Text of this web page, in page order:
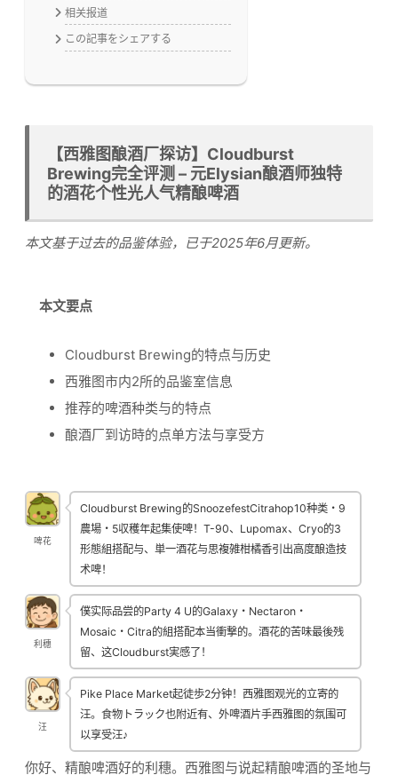
相关报道
この記事をシェアする
【西雅图酿酒厂探访】Cloudburst
Brewing完全评测 – 元Elysian酿酒师独特
的酒花个性光人气精酿啤酒
本文基于过去的品鉴体验，已于2025年6月更新。
本文要点
Cloudburst Brewing的特点与历史
西雅图市内2所的品鉴室信息
推荐的啤酒种类与的特点
酿酒厂到访時的点单方法与享受方
啤花
Cloudburst Brewing的SnoozefestCitrahop10种类・9
農場・5収穫年起集使啤！T-90、Lupomax、Cryo的3
形態組搭配与、単一酒花与思複雑柑橘香引出高度酿造技
术啤！
利穗
僕实际品尝的Party 4 U的Galaxy・Nectaron・
Mosaic・Citra的組搭配本当衝撃的。酒花的苦味最後残
留、这Cloudburst実感了！
汪
Pike Place Market起徒歩2分钟！西雅图观光的立寄的
汪。食物トラック也附近有、外啤酒片手西雅图的氛围可
以享受汪♪
你好、精酿啤酒好的利穗。西雅图与说起精酿啤酒的圣地与